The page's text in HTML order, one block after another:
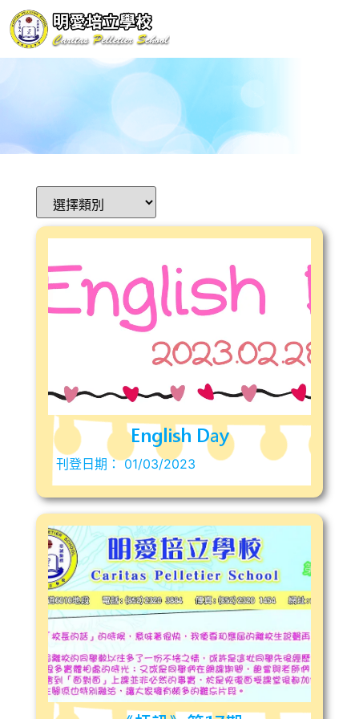
English Day
刊登日期： 01/03/2023